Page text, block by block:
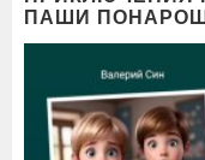
ПАШИ